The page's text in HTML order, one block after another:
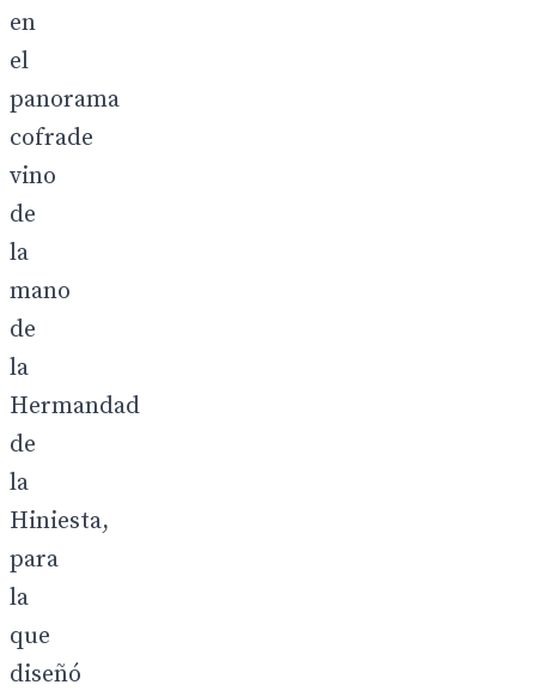
en
el
panorama
cofrade
vino
de
la
mano
de
la
Hermandad
de
la
Hiniesta,
para
la
que
diseñó